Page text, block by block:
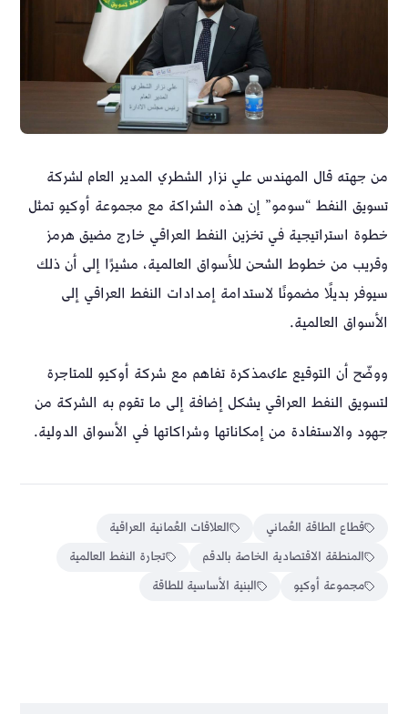
من جهته قال المهندس علي نزار الشطري المدير العام لشركة
تسويق النفط “سومو” إن هذه الشراكة مع مجموعة أوكيو تمثل
خطوة استراتيجية في تخزين النفط العراقي خارج مضيق هرمز
وقريب من خطوط الشحن للأسواق العالمية، مشيرًا إلى أن ذلك
سيوفر بديلًا مضمونًا لاستدامة إمدادات النفط العراقي إلى
الأسواق العالمية.
ووضّح أن التوقيع علىمذكرة تفاهم مع شركة أوكيو للمتاجرة
لتسويق النفط العراقي يشكل إضافة إلى ما تقوم به الشركة من
جهود والاستفادة من إمكاناتها وشراكاتها في الأسواق الدولية.
قطاع الطاقة العُماني
العلاقات العُمانية العراقية
المنطقة الاقتصادية الخاصة بالدقم
تجارة النفط العالمية
مجموعة أوكيو
البنية الأساسية للطاقة